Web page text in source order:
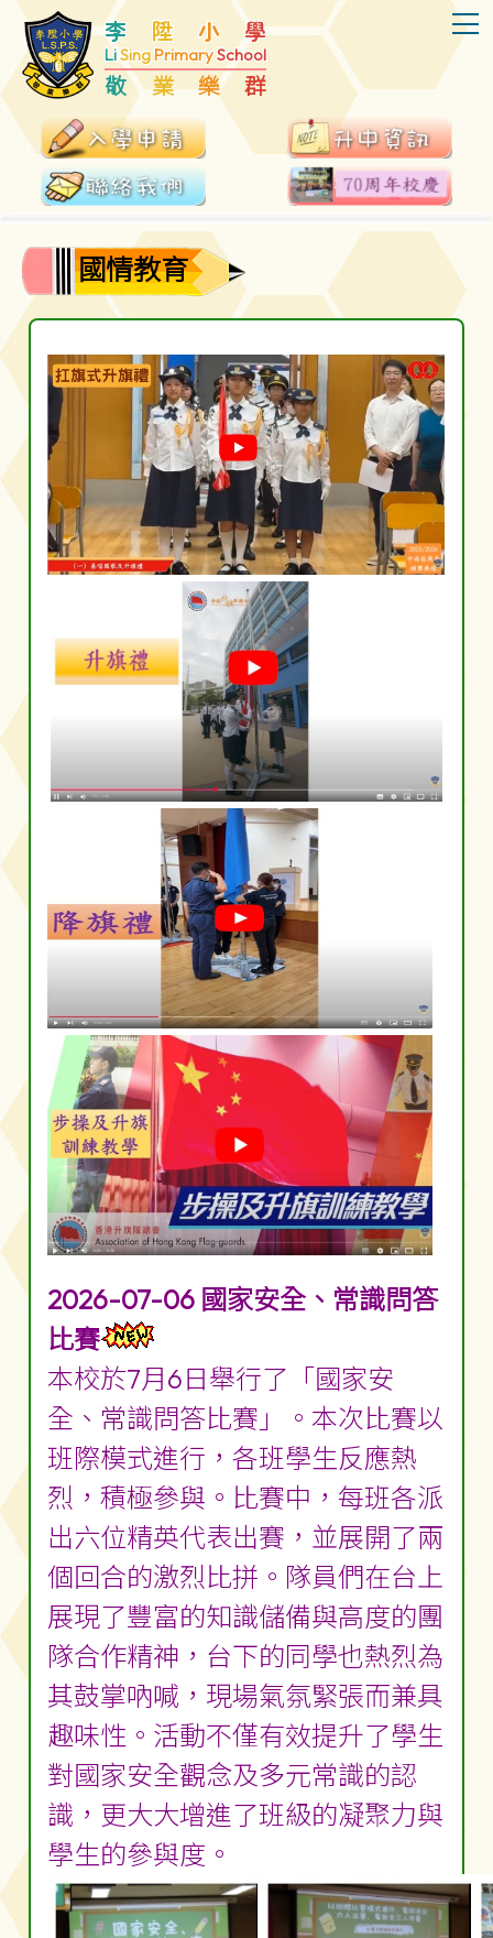
李 陞 小 學
LiSingPrimarySchool
敬 業 樂 群
國情教育
2026-07-06 國家安全、常識問答
比賽
本校於7月6日舉行了「國家安
全、常識問答比賽」。本次比賽以
班際模式進行，各班學生反應熱
烈，積極參與。比賽中，每班各派
出六位精英代表出賽，並展開了兩
個回合的激烈比拼。隊員們在台上
展現了豐富的知識儲備與高度的團
隊合作精神，台下的同學也熱烈為
其鼓掌吶喊，現場氣氛緊張而兼具
趣味性。活動不僅有效提升了學生
對國家安全觀念及多元常識的認
識，更大大增進了班級的凝聚力與
學生的參與度。